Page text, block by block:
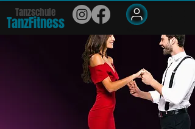
Tanzschule
TanzFitness